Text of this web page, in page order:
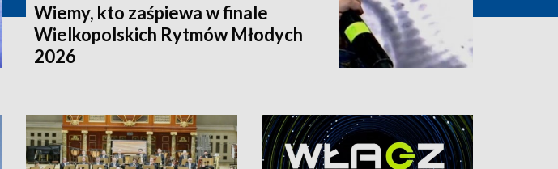
Wiemy, kto zaśpiewa w finale
Wielkopolskich Rytmów Młodych
2026